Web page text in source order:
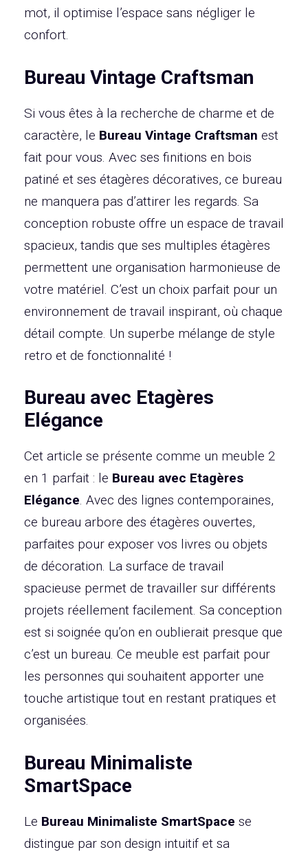
mot, il optimise l’espace sans négliger le
confort.
Bureau Vintage Craftsman
Si vous êtes à la recherche de charme et de
caractère, le Bureau Vintage Craftsman est
fait pour vous. Avec ses finitions en bois
patiné et ses étagères décoratives, ce bureau
ne manquera pas d’attirer les regards. Sa
conception robuste offre un espace de travail
spacieux, tandis que ses multiples étagères
permettent une organisation harmonieuse de
votre matériel. C’est un choix parfait pour un
environnement de travail inspirant, où chaque
détail compte. Un superbe mélange de style
retro et de fonctionnalité !
Bureau avec Etagères
Elégance
Cet article se présente comme un meuble 2
en 1 parfait : le Bureau avec Etagères
Elégance. Avec des lignes contemporaines,
ce bureau arbore des étagères ouvertes,
parfaites pour exposer vos livres ou objets
de décoration. La surface de travail
spacieuse permet de travailler sur différents
projets réellement facilement. Sa conception
est si soignée qu’on en oublierait presque que
c’est un bureau. Ce meuble est parfait pour
les personnes qui souhaitent apporter une
touche artistique tout en restant pratiques et
organisées.
Bureau Minimaliste
SmartSpace
Le Bureau Minimaliste SmartSpace se
distingue par son design intuitif et sa